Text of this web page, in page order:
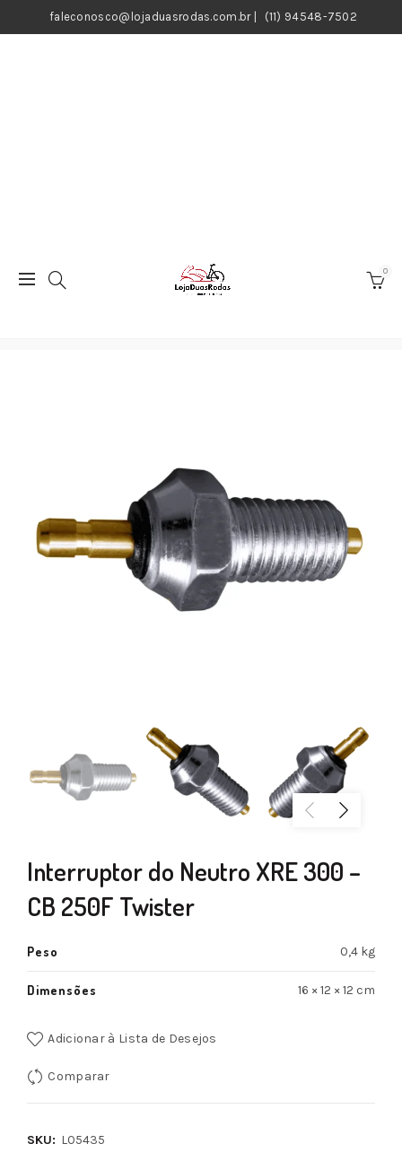
faleconosco@lojaduasrodas.com.br| (11) 94548-7502
0
Interruptor do Neutro XRE 300 –
CB 250F Twister
Peso 0,4 kg
Dimensões 16 × 12 × 12 cm
Adicionar à Lista de Desejos
Comparar
SKU: L05435